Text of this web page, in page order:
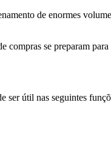
de enormes
compras se preparam
ser útil nas seguintes